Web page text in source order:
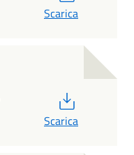
Scarica
Scarica